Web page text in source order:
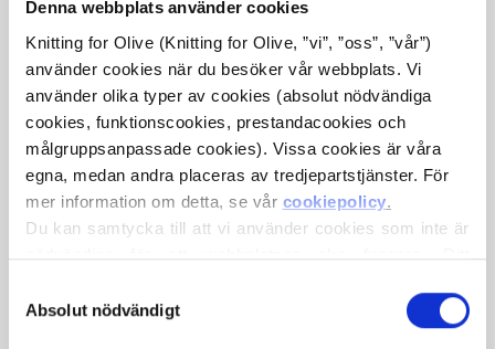
Denna webbplats använder cookies
Knitting for Olive (Knitting for Olive, ”vi”, ”oss”, ”vår”)
använder cookies när du besöker vår webbplats. Vi
använder olika typer av cookies (absolut nödvändiga
cookies, funktionscookies, prestandacookies och
målgruppsanpassade cookies). Vissa cookies är våra
egna, medan andra placeras av tredjepartstjänster. För
mer information om detta, se vår cookiepolicy.
Du kan samtycka till att vi använder cookies som inte är
nödvändiga för att webbplatsen ska fungera. Ditt
egenskap av personuppgiftsansvarig, får behandla dina
avAbsolut nödvändigt
KNITTING FOR OLIVE
HEAVY MERINO HEAVY
KNITTING FOR OLIVE
HEAVY MERINO HEAVY